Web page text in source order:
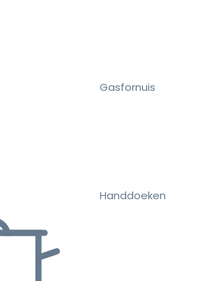
Gasfornuis
Handdoeken